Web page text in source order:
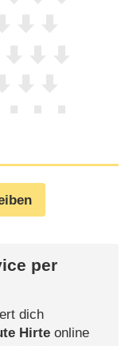
per
dich
Hirteonline